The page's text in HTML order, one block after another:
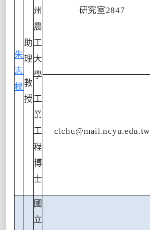
朱
志
樑
助
理
教
授
州
農
工
大
學
工
業
工
程
博
士
研究室2847
clchu@mail.ncyu.edu.tw
國
立